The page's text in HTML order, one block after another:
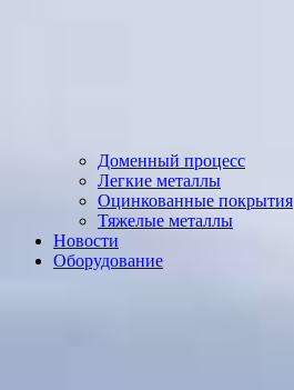
Доменный процесс
Легкие металлы
Оцинкованные покрытия
Тяжелые металлы
Новости
Оборудование